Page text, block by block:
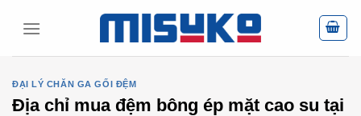
ĐẠI LÝ CHĂN GA GỐI ĐỆM
Địa chỉ mua đệm bông ép mặt cao su tại